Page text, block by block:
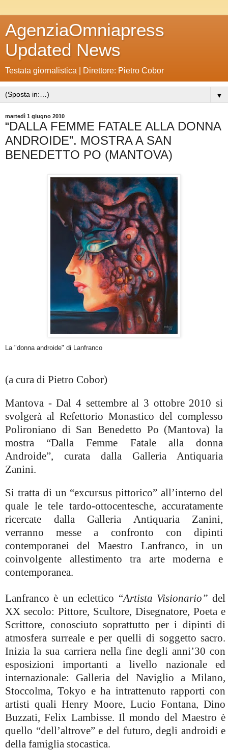
AgenziaOmniapress
Updated News
Testata giornalistica | Direttore: Pietro Cobor
▼
martedì 1 giugno 2010
“DALLA FEMME FATALE ALLA DONNA
ANDROIDE”. MOSTRA A SAN
BENEDETTO PO (MANTOVA)
La "donna androide" di Lanfranco
(a cura di Pietro Cobor)
Mantova - Dal 4 settembre al 3 ottobre 2010 si
svolgerà al Refettorio Monastico del complesso
Polironiano di San Benedetto Po (Mantova) la
mostra “Dalla Femme Fatale alla donna
Androide”, curata dalla Galleria Antiquaria
Zanini.
Si tratta di un “excursus pittorico” all’interno del
quale le tele tardo-ottocentesche, accuratamente
ricercate dalla Galleria Antiquaria Zanini,
verranno messe a confronto con dipinti
contemporanei del Maestro Lanfranco, in un
coinvolgente allestimento tra arte moderna e
contemporanea.
Lanfranco è un eclettico “Artista Visionario” del
XX secolo: Pittore, Scultore, Disegnatore, Poeta e
Scrittore, conosciuto soprattutto per i dipinti di
atmosfera surreale e per quelli di soggetto sacro.
Inizia la sua carriera nella fine degli anni’30 con
esposizioni importanti a livello nazionale ed
internazionale: Galleria del Naviglio a Milano,
Stoccolma, Tokyo e ha intrattenuto rapporti con
artisti quali Henry Moore, Lucio Fontana, Dino
Buzzati, Felix Lambisse. Il mondo del Maestro è
quello “dell’altrove” e del futuro, degli androidi e
della famiglia stocastica.